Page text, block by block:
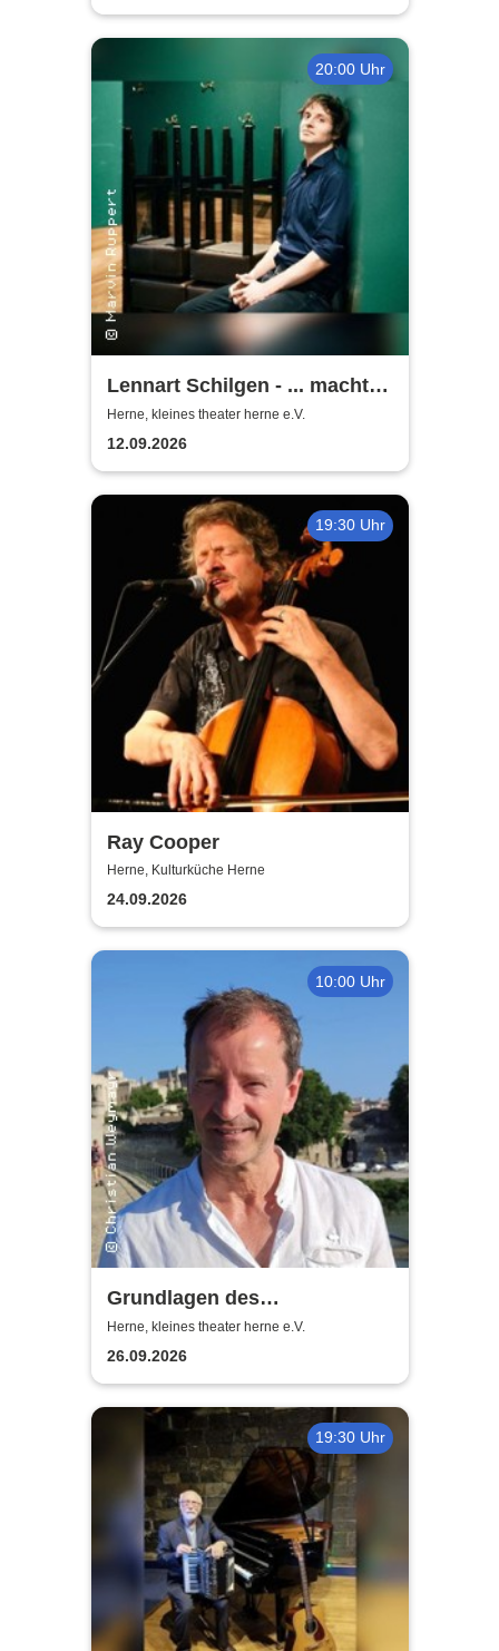
20:00 Uhr
Lennart Schilgen - ... macht
nichts! Lieder vom Schleifen
und Schleifen lassen
Herne, kleines theater herne e.V.
12.09.2026
19:30 Uhr
Ray Cooper
Herne, Kulturküche Herne
24.09.2026
10:00 Uhr
Grundlagen des
Schauspielens - Dr. Christian
Weymayr
Herne, kleines theater herne e.V.
26.09.2026
19:30 Uhr